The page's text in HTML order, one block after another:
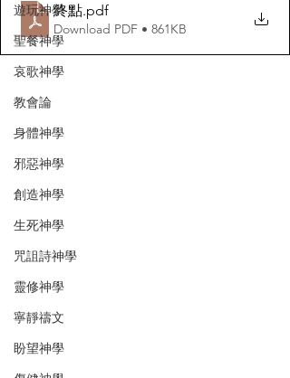
遊玩神學
聖餐神學
哀歌神學
教會論
身體神學
邪惡神學
創造神學
生死神學
咒詛詩神學
靈修神學
寧靜禱文
盼望神學
終點.pdf
Download PDF • 861KB